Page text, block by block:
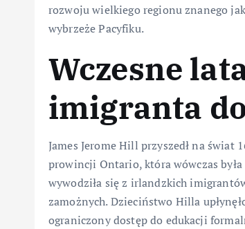
rozwoju wielkiego regionu znanego
wybrzeże Pacyfiku.
Wczesne
imigranta
James Jerome Hill przyszedł na świat
prowincji Ontario, która wówczas
wywodziła się z irlandzkich
zamożnych. Dzieciństwo Hilla
ograniczony dostęp do edukacji